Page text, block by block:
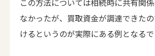
この方法については相続時に共有関
なかったが、買取資金が調達できた
けるというのが実際にある例となるで